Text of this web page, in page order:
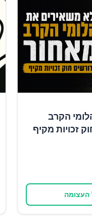
הקרב
זכויות מקיף
העצומה